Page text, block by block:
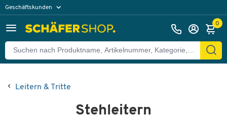
Geschäftskunden
0
Leitern & Tritte
Stehleitern